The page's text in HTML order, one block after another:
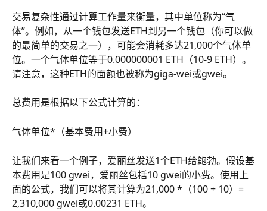
交易复杂性通过计算工作量来衡量，其中单位称为“气
体”。例如，从一个钱包发送ETH到另一个钱包（你可以做
的最简单的交易之一），可能会消耗多达21,000个气体单
位。一个气体单位等于0.000000001 ETH（10-9 ETH）。
请注意，这种ETH的面额也被称为giga-wei或gwei。
总费用是根据以下公式计算的：
气体单位*（基本费用+小费）
让我们来看一个例子，爱丽丝发送1个ETH给鲍勃。假设基
本费用是100 gwei，爱丽丝包括10 gwei的小费。使用上
面的公式，我们可以将其计算为21,000 *（100 + 10）=
2,310,000 gwei或0.00231 ETH。